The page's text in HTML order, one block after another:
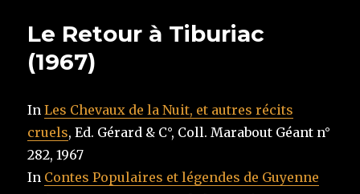
Le Retour à Tiburiac
(1967)
InLes Chevaux de la Nuit, et autres récits
cruels, Ed. Gérard & C°, Coll. Marabout Géant n°
282, 1967
In Contes Populaires et légendes de Guyenne